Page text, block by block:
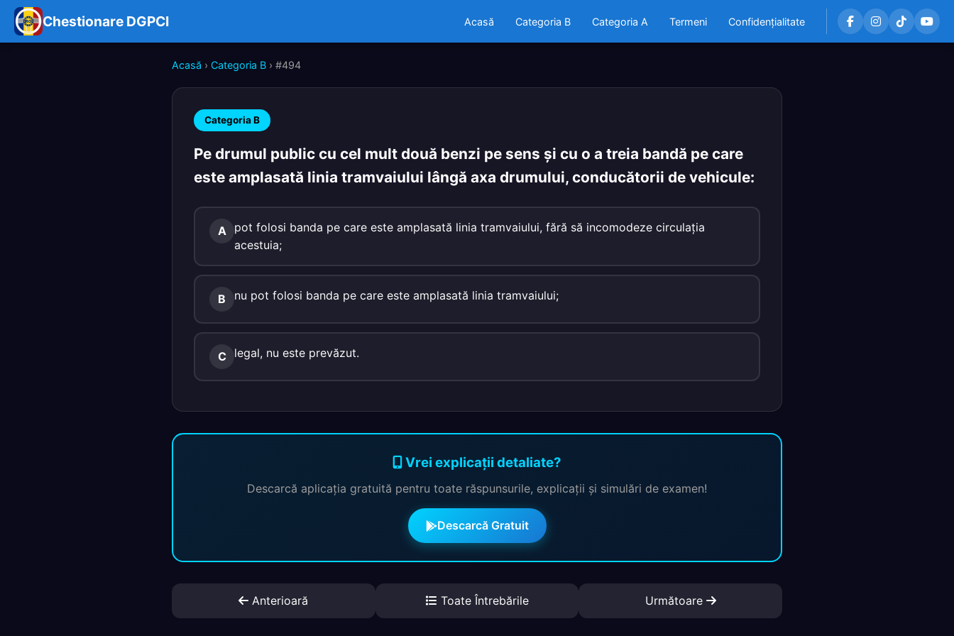
Chestionare DGPCI Acasă Categoria B Categoria A Termeni Confidențialitate
Acasă › Categoria B › #494
Categoria B
Pe drumul public cu cel mult două benzi pe sens şi cu o a treia bandă pe care
este amplasată linia tramvaiului lângă axa drumului, conducătorii de vehicule:
A
pot folosi banda pe care este amplasată linia tramvaiului, fără să incomodeze circulaţia
acestuia;
B nu pot folosi banda pe care este amplasată linia tramvaiului;
C legal, nu este prevăzut.
Vrei explicații detaliate?
Descarcă aplicația gratuită pentru toate răspunsurile, explicații și simulări de examen!
Descarcă Gratuit
Anterioară Toate Întrebările Următoare